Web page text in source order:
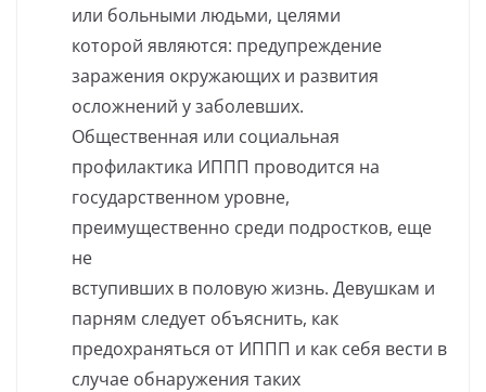
или больными людьми, целями
которой являются: предупреждение
заражения окружающих и развития
осложнений у заболевших.
Общественная или социальная
профилактика ИППП проводится на
государственном уровне,
преимущественно среди подростков, еще
не
вступивших в половую жизнь. Девушкам и
парням следует объяснить, как
предохраняться от ИППП и как себя вести в
случае обнаружения таких